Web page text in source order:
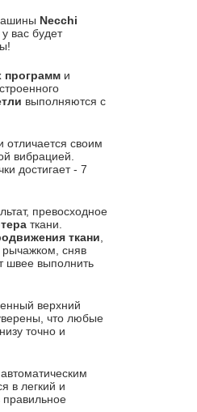
Necchi
вас будет
программ и
выполняются с
своим
вибрацией.
достигает - 7
превосходное
ткани.
ткани
рычажком, сняв
швее выполнить
верхний
что любые
точно и
в легкий и
правильное